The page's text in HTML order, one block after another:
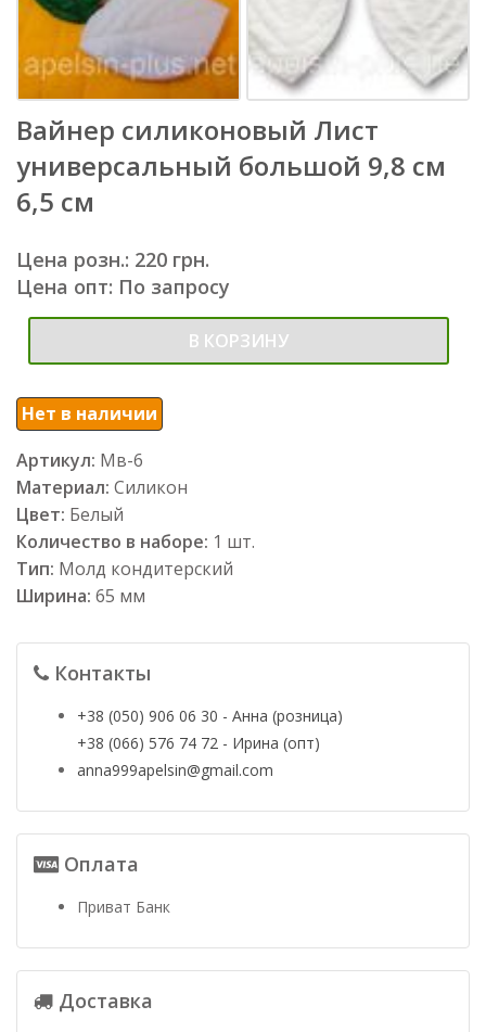
Вайнер силиконовый Лист
универсальный большой 9,8 см
6,5 см
Цена розн.: 220 грн.
Цена опт: По запросу
В КОРЗИНУ
Нет в наличии
Артикул: Мв-6
Материал: Силикон
Цвет: Белый
Количество в наборе: 1 шт.
Тип: Молд кондитерский
Ширина: 65 мм
Контакты
+38 (050) 906 06 30 - Анна (розница)
+38 (066) 576 74 72 - Ирина (опт)
anna999apelsin@gmail.com
Оплата
Приват Банк
Доставка